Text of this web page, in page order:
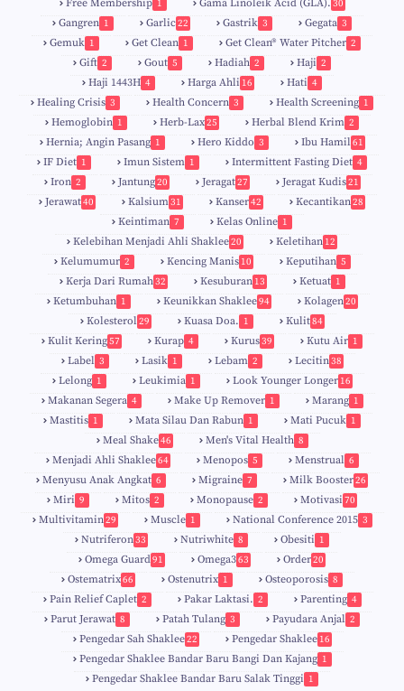
Free Membership 1 Gama Linoleik Acid (GLA). 30
Gangren 1 Garlic22 Gastrik 3 Gegata 3
Gemuk 1 Get Clean 1 Get Clean® Water Pitcher 2
Gift 2 Gout 5 Hadiah 2 Haji 2
Haji 1443H 4 Harga Ahli 16 Hati 4
Healing Crisis 3 Health Concern 3 Health Screening 1
Hemoglobin 1 Herb-Lax25 Herbal Blend Krim 2
Hernia; Angin Pasang 1 Hero Kiddo 3 Ibu Hamil61
IF Diet 1 Imun Sistem 1 Intermittent Fasting Diet 4
Iron 2 Jantung20 Jeragat27 Jeragat Kudis21
Jerawat40 Kalsium31 Kanser42 Kecantikan28
Keintiman 7 Kelas Online 1
Kelebihan Menjadi Ahli Shaklee20 Keletihan 12
Kelumumur 2 Kencing Manis 10 Keputihan 5
Kerja Dari Rumah32 Kesuburan 13 Ketuat 1
Ketumbuhan 1 Keunikkan Shaklee94 Kolagen20
Kolesterol29 Kuasa Doa. 1 Kulit84
Kulit Kering57 Kurap 4 Kurus39 Kutu Air 1
Label 3 Lasik 1 Lebam 2 Lecitin38
Lelong 1 Leukimia 1 Look Younger Longer 16
Makanan Segera 4 Make Up Remover 1 Marang 1
Mastitis 1 Mata Silau Dan Rabun 1 Mati Pucuk 1
Meal Shake46 Men's Vital Health 8
Menjadi Ahli Shaklee64 Menopos 5 Menstrual 6
Menyusu Anak Angkat 6 Migraine 7 Milk Booster26
Miri 9 Mitos 2 Monopause 2 Motivasi 70
Multivitamin29 Muscle 1 National Conference 2015 3
Nutriferon33 Nutriwhite 8 Obesiti 1
Omega Guard91 Omega363 Order20
Ostematrix66 Ostenutrix 1 Osteoporosis 8
Pain Relief Caplet 2 Pakar Laktasi. 2 Parenting 4
Parut Jerawat 8 Patah Tulang 3 Payudara Anjal 2
Pengedar Sah Shaklee22
9
Pengedar Shaklee 16
5
Pengedar Shaklee Bandar Baru Bangi Dan Kajang 1
Pengedar Shaklee Bandar Baru Salak Tinggi 1